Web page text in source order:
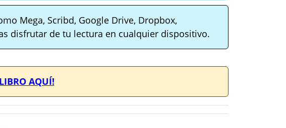
Mega, Scribd, Google Drive, Dropbox,
disfrutar de tu lectura en cualquier dispositivo.
AQUÍ!